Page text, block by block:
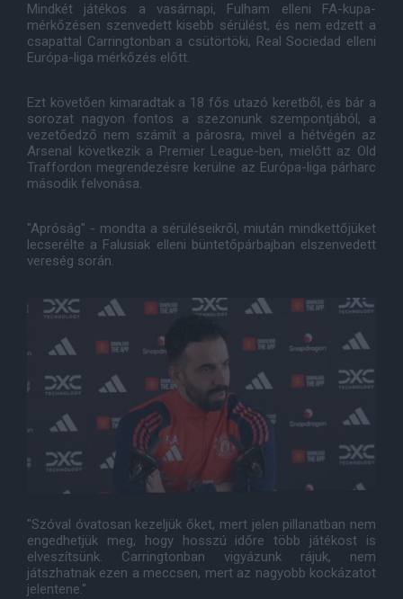
Mindkét játékos a vasárnapi, Fulham elleni FA-kupa-
mérkőzésen szenvedett kisebb sérülést, és nem edzett a
csapattal Carringtonban a csütörtöki, Real Sociedad elleni
Európa-liga mérkőzés előtt.
Ezt követően kimaradtak a 18 fős utazó keretből, és bár a
sorozat nagyon fontos a szezonunk szempontjából, a
vezetőedző nem számít a párosra, mivel a hétvégén az
Arsenal következik a Premier League-ben, mielőtt az Old
Traffordon megrendezésre kerülne az Európa-liga párharc
második felvonása.
"Apróság" - mondta a sérüléseikről, miután mindkettőjüket
lecserélte a Falusiak elleni büntetőpárbajban elszenvedett
vereség során.
"Szóval óvatosan kezeljük őket, mert jelen pillanatban nem
engedhetjük meg, hogy hosszú időre több játékost is
elveszítsünk. Carringtonban vigyázunk rájuk, nem
játszhatnak ezen a meccsen, mert az nagyobb kockázatot
jelentene."